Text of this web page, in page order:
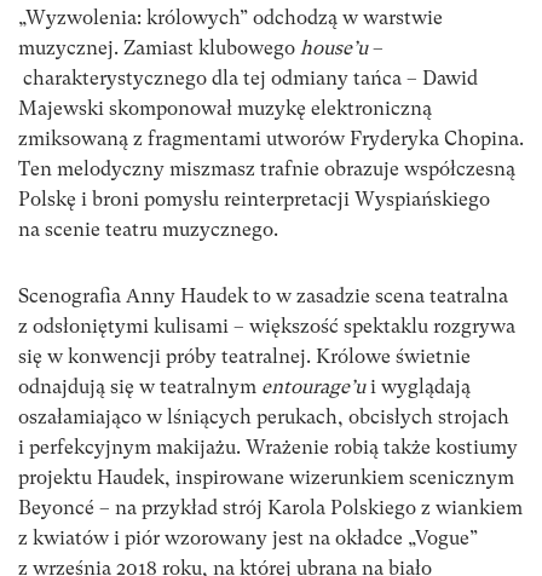
„Wyzwolenia: królowych” odchodzą w warstwie
muzycznej. Zamiast klubowego house’u–
charakterystycznego dla tej odmiany tańca – Dawid
Majewski skomponował muzykę elektroniczną
zmiksowaną z fragmentami utworów Fryderyka Chopina.
Ten melodyczny miszmasz trafnie obrazuje współczesną
Polskę i broni pomysłu reinterpretacji Wyspiańskiego
na scenie teatru muzycznego.
Scenografia Anny Haudek to w zasadzie scena teatralna
z odsłoniętymi kulisami – większość spektaklu rozgrywa
się w konwencji próby teatralnej. Królowe świetnie
odnajdują się w teatralnym entourage’ui wyglądają
oszałamiająco w lśniących perukach, obcisłych strojach
i perfekcyjnym makijażu. Wrażenie robią także kostiumy
projektu Haudek, inspirowane wizerunkiem scenicznym
Beyoncé – na przykład strój Karola Polskiego z wiankiem
z kwiatów i piór wzorowany jest na okładce „Vogue”
z września 2018 roku, na której ubrana na biało